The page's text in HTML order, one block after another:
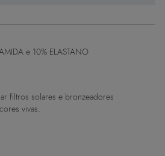
Aposte em camisas amplas
visual despojado e natural.
pós praia.
do seu guarda-roupa de
e elegância em diversas
e 10% ELASTANO
filtros solares e bronzeadores
vivas.
que o cloro pode desgastar o tecido,
manter a integridade do tecido, evite